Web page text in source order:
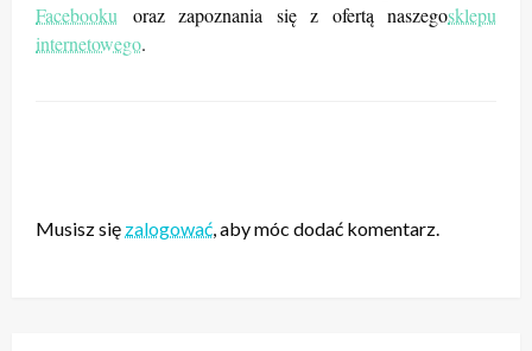
Facebooku oraz zapoznania się z ofertą naszegosklepu
internetowego.
Musisz się zalogować, aby móc dodać komentarz.